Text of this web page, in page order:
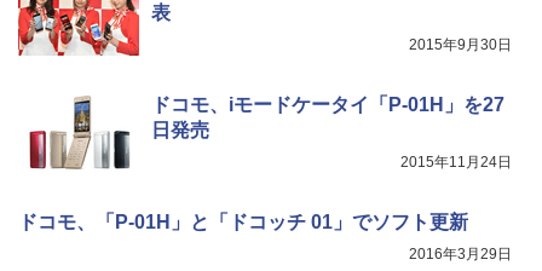
表
2015年9月30日
ドコモ、iモードケータイ「P-01H」を27
日発売
2015年11月24日
ドコモ、「P-01H」と「ドコッチ 01」でソフト更新
2016年3月29日